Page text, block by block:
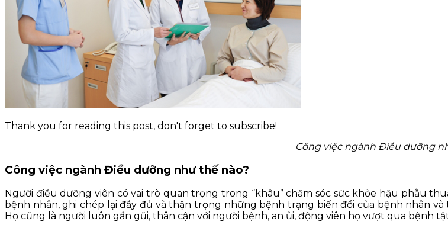
KỸ NĂNG
TIN TỨC
Thank you for reading this post, don't forget to subscribe!
Công việc ngành Điều dưỡng
Công việc ngành Điều dưỡng như thế nào?
Người điều dưỡng viên có vai trò quan trọng trong “khâu” chăm sóc sức khỏe hậu phẫu
bệnh nhân, ghi chép lại đầy đủ và thận trọng những bệnh trạng biến đổi của bệnh nhân
Họ cũng là người luôn gần gũi, thân cận với người bệnh, an ủi, động viên họ vượt qua bệnh